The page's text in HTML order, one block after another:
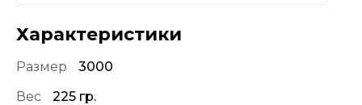
Характеристики
Размер
3000
Вес
225 гр.